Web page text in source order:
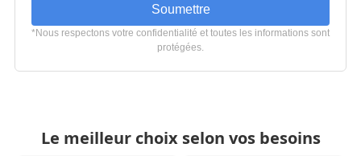
Soumettre
*Nous respectons votre confidentialité et toutes les informations sont
protégées.
Le meilleur choix selon vos besoins